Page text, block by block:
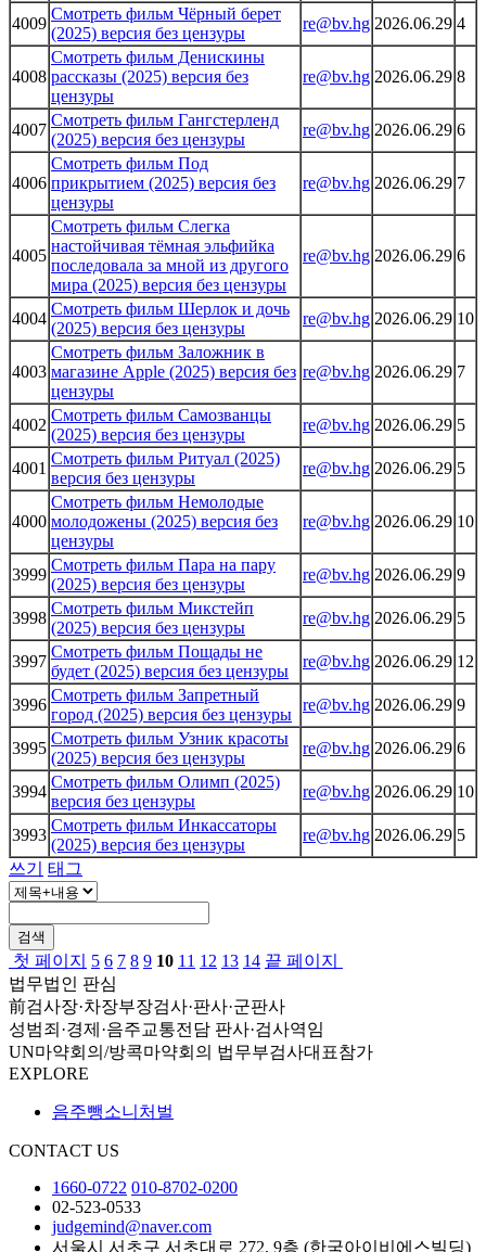
4009
Смотреть фильм Чёрный берет
(2025) версия без цензуры
re@bv.hg 2026.06.29 4
4008
Смотреть фильм Денискины
рассказы (2025) версия без
цензуры
re@bv.hg 2026.06.29 8
4007
Смотреть фильм Гангстерленд
(2025) версия без цензуры
re@bv.hg 2026.06.29 6
4006
Смотреть фильм Под
прикрытием (2025) версия без
цензуры
re@bv.hg 2026.06.29 7
4005
Смотреть фильм Слегка
настойчивая тёмная эльфийка
последовала за мной из другого
мира (2025) версия без цензуры
re@bv.hg 2026.06.29 6
4004
Смотреть фильм Шерлок и дочь
(2025) версия без цензуры
re@bv.hg 2026.06.29 10
4003
Смотреть фильм Заложник в
магазине Apple (2025) версия без
цензуры
re@bv.hg 2026.06.29 7
4002
Смотреть фильм Самозванцы
(2025) версия без цензуры
re@bv.hg 2026.06.29 5
4001
Смотреть фильм Ритуал (2025)
версия без цензуры
re@bv.hg 2026.06.29 5
4000
Смотреть фильм Немолодые
молодожены (2025) версия без
цензуры
re@bv.hg 2026.06.29 10
3999
Смотреть фильм Пара на пару
(2025) версия без цензуры
re@bv.hg 2026.06.29 9
3998
Смотреть фильм Микстейп
(2025) версия без цензуры
re@bv.hg 2026.06.29 5
3997
Смотреть фильм Пощады не
будет (2025) версия без цензуры
re@bv.hg 2026.06.29 12
3996
Смотреть фильм Запретный
город (2025) версия без цензуры
re@bv.hg 2026.06.29 9
3995
Смотреть фильм Узник красоты
(2025) версия без цензуры
re@bv.hg 2026.06.29 6
3994
Смотреть фильм Олимп (2025)
версия без цензуры
re@bv.hg 2026.06.29 10
3993
Смотреть фильм Инкассаторы
(2025) версия без цензуры
re@bv.hg 2026.06.29 5
쓰기
태그
검색
첫 페이지 5 6 7 8 9 10 11 12 13 14 끝 페이지
법무법인 판심
前검사장·차장부장검사·판사·군판사
성범죄·경제·음주교통전담 판사·검사역임
UN마약회의/방콕마약회의 법무부검사대표참가
EXPLORE
음주뺑소니처벌
CONTACT US
1660-0722 010-8702-0200
02-523-0533
judgemind@naver.com
서울시 서초구 서초대로 272, 9층 (한국아이비에스빌딩)